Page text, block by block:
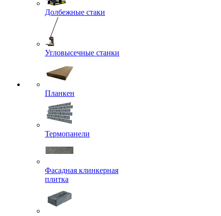
Долбежные стаки
Угловысечные станки
Планкен
Термопанели
Фасадная клинкерная
плитка